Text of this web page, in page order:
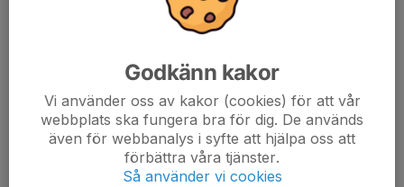
Godkänn kakor
Vi använder oss av kakor (cookies) för att vår
webbplats ska fungera bra för dig. De används
även för webbanalys i syfte att hjälpa oss att
förbättra våra tjänster.
Så använder vi cookies